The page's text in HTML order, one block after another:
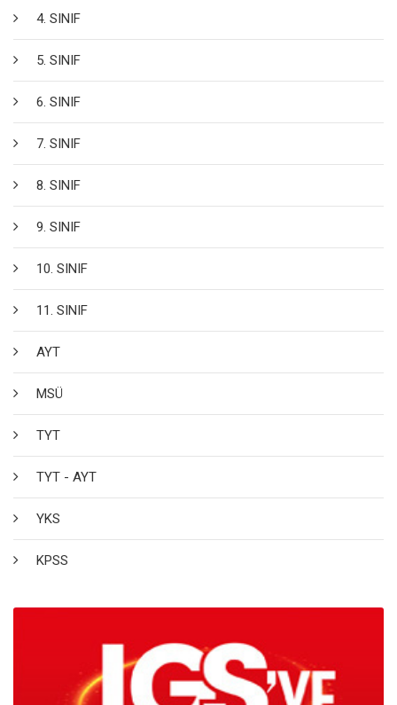
4. SINIF
5. SINIF
6. SINIF
7. SINIF
8. SINIF
9. SINIF
10. SINIF
11. SINIF
AYT
MSÜ
TYT
TYT - AYT
YKS
KPSS